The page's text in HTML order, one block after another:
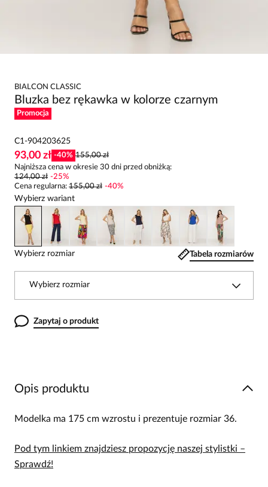
BIALCON CLASSIC
Bluzka bez rękawka w kolorze czarnym
Promocja
C1-904203625
93,00 zł -40% 155,00 zł
Najniższa cena w okresie 30 dni przed obniżką:
124,00 zł -25%
Cena regularna: 155,00 zł -40%
Wybierz wariant
Wybierz rozmiar Tabela rozmiarów
Wybierz rozmiar
Zapytaj o produkt
Opis produktu
Modelka ma 175 cm wzrostu i prezentuje rozmiar 36.
Pod tym linkiem znajdziesz propozycję naszej stylistki –
Sprawdź!